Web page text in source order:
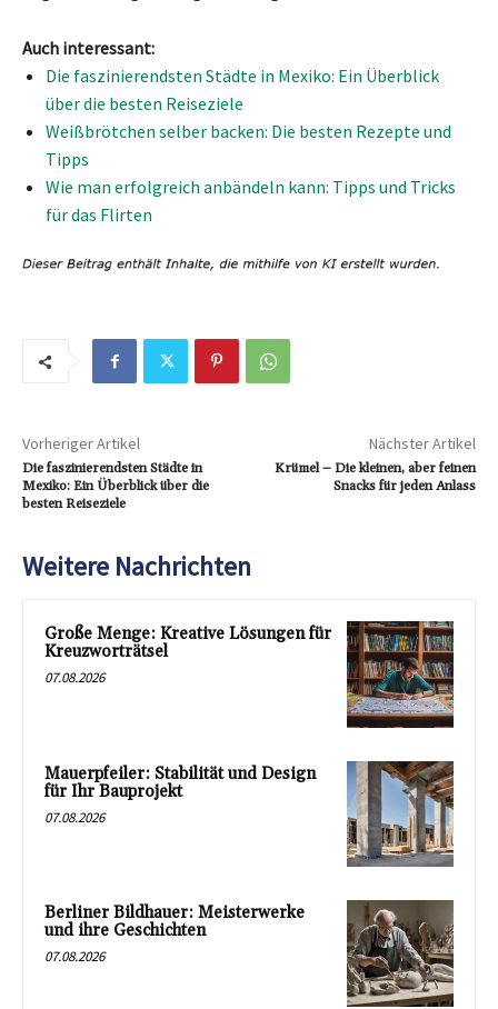
Auch interessant:
Die faszinierendsten Städte in Mexiko: Ein Überblick
über die besten Reiseziele
Weißbrötchen selber backen: Die besten Rezepte und
Tipps
Wie man erfolgreich anbändeln kann: Tipps und Tricks
für das Flirten
Vorheriger Artikel
Die faszinierendsten Städte in
Mexiko: Ein Überblick über die
besten Reiseziele
Nächster Artikel
Krümel – Die kleinen, aber feinen
Snacks für jeden Anlass
Weitere Nachrichten
Große Menge: Kreative Lösungen für
Kreuzworträtsel
07.08.2026
Mauerpfeiler: Stabilität und Design
für Ihr Bauprojekt
07.08.2026
Berliner Bildhauer: Meisterwerke
und ihre Geschichten
07.08.2026